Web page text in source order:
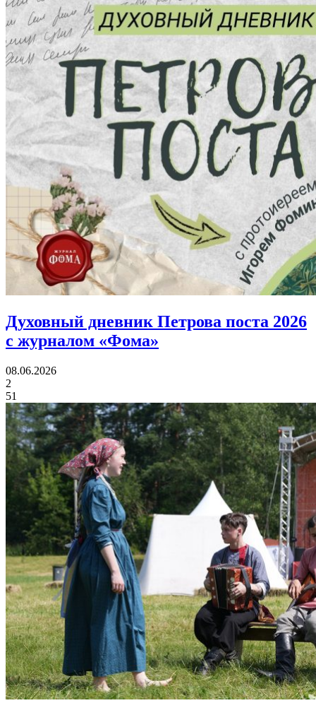
Духовный дневник Петрова поста 2026
с журналом «Фома»
08.06.2026
2
51